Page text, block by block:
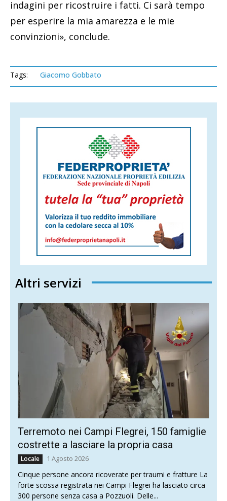
indagini per ricostruire i fatti. Ci sarà tempo
per esperire la mia amarezza e le mie
convinzioni», conclude.
Tags: Giacomo Gobbato
Altri servizi
Terremoto nei Campi Flegrei, 150 famiglie
costrette a lasciare la propria casa
Locale 1 Agosto 2026
Cinque persone ancora ricoverate per traumi e fratture La
forte scossa registrata nei Campi Flegrei ha lasciato circa
300 persone senza casa a Pozzuoli. Delle...